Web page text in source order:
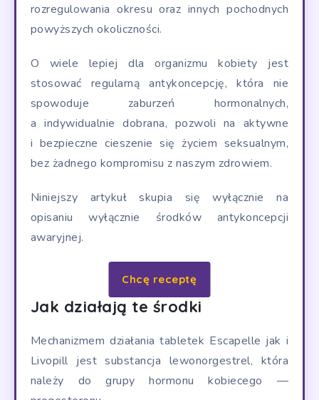
rozregulowania okresu oraz innych pochodnych
powyższych okoliczności.
O wiele lepiej dla organizmu kobiety jest
stosować regularną antykoncepcję, która nie
spowoduje zaburzeń hormonalnych,
a indywidualnie dobrana, pozwoli na aktywne
i bezpieczne cieszenie się życiem seksualnym,
bez żadnego kompromisu z naszym zdrowiem.
Niniejszy artykuł skupia się wyłącznie na
opisaniu wyłącznie środków antykoncepcji
awaryjnej.
Chcę receptę
Jak działają te środki
Mechanizmem działania tabletek Escapelle jak i
Livopill jest substancja lewonorgestrel, która
należy do grupy hormonu kobiecego —